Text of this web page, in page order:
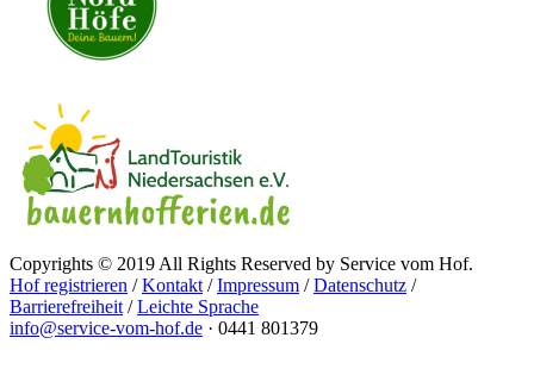
Copyrights © 2019 All Rights Reserved by Service vom Hof.
Hof registrieren /Kontakt /Impressum /Datenschutz /
Barrierefreiheit /Leichte Sprache
info@service-vom-hof.de · 0441 801379